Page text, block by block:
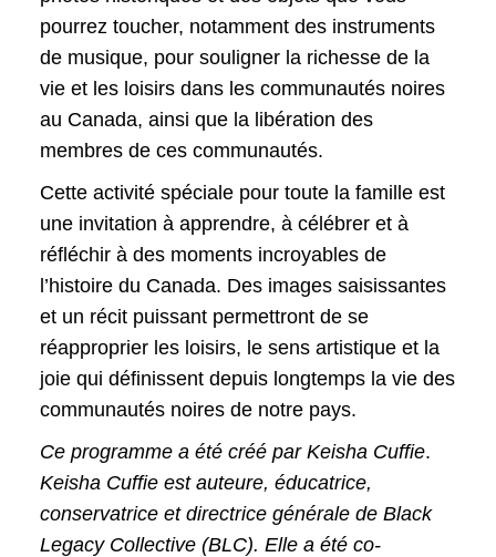
pourrez toucher, notamment des instruments
de musique, pour souligner la richesse de la
vie et les loisirs dans les communautés noires
au Canada, ainsi que la libération des
membres de ces communautés.
Cette activité spéciale pour toute la famille est
une invitation à apprendre, à célébrer et à
réfléchir à des moments incroyables de
l’histoire du Canada. Des images saisissantes
et un récit puissant permettront de se
réapproprier les loisirs, le sens artistique et la
joie qui définissent depuis longtemps la vie des
communautés noires de notre pays.
Ce programme a été créé par Keisha Cuffie.
Keisha Cuffie est auteure, éducatrice,
conservatrice et directrice générale de Black
Legacy Collective (BLC). Elle a été co-